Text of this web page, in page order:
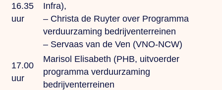
16.35
uur
Infra),
– Christa de Ruyter over Programma
verduurzaming bedrijventerreinen
– Servaas van de Ven (VNO-NCW)
17.00
uur
Marisol Elisabeth (PHB, uitvoerder
programma verduurzaming
bedrijventerreinen